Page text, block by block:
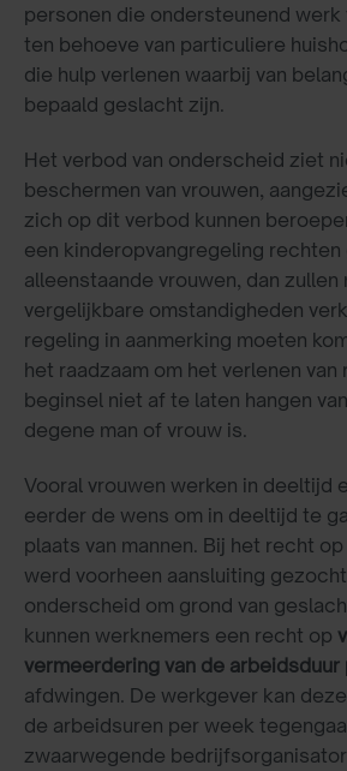
personen die ondersteunend werk
ten behoeve van particuliere
die hulp verlenen waarbij van
bepaald geslacht zijn.
Het verbod van onderscheid ziet
beschermen van vrouwen,
zich op dit verbod kunnen
een kinderopvangregeling rechten
alleenstaande vrouwen, dan zullen
vergelijkbare omstandigheden
regeling in aanmerking moeten
het raadzaam om het verlenen van
beginsel niet af te laten hangen
degene man of vrouw is.
Vooral vrouwen werken in deeltijd
eerder de wens om in deeltijd te
plaats van mannen. Bij het recht
werd voorheen aansluiting
onderscheid om grond van
kunnen werknemers een recht op
vermeerdering van de
afdwingen. De werkgever kan
de arbeidsuren per week
zwaarwegende